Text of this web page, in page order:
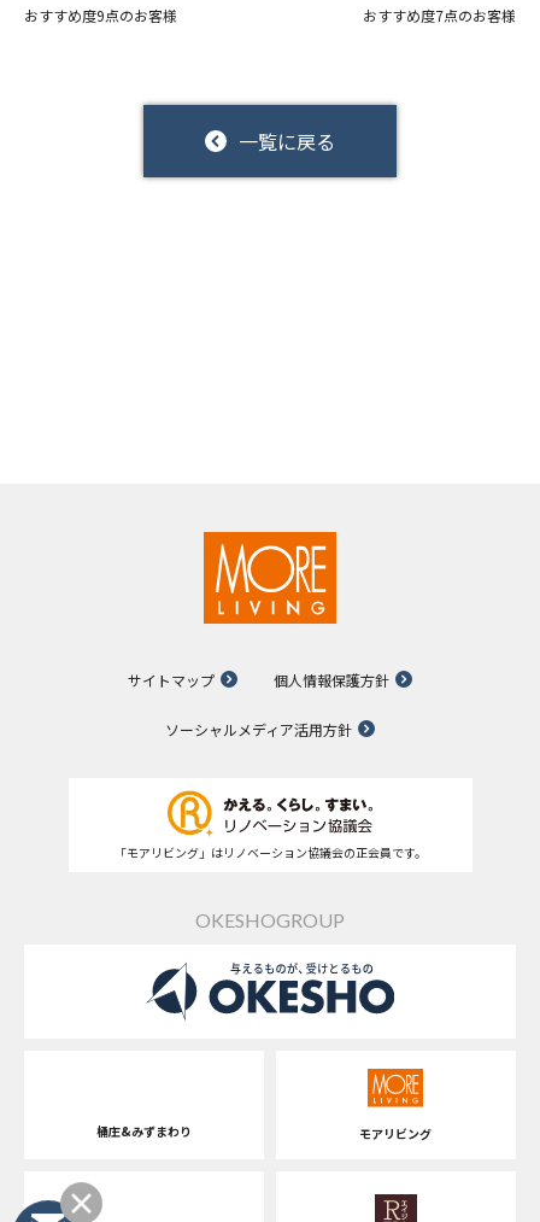
おすすめ度9点のお客様
一覧に戻る
おすすめ度7点のお客様
サイトマップ 個人情報保護方針
ソーシャルメディア活用方針
「モアリビング」はリノベーション協議会の正会員です。
OKESHOGROUP
桶庄&みずまわり モアリビング